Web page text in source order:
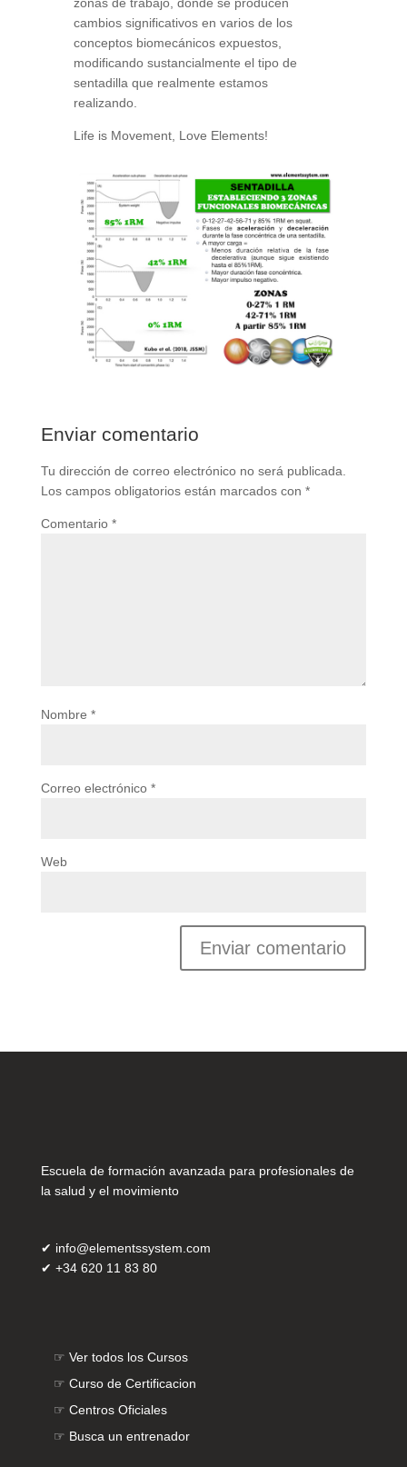
cambios significativos en varios de los
conceptos biomecánicos expuestos,
modificando sustancialmente el tipo de
sentadilla que realmente estamos
realizando.
Life is Movement, Love Elements!
Enviar comentario
Tu dirección de correo electrónico no será publicada.
Los campos obligatorios están marcados con *
Comentario *
Nombre *
Correo electrónico *
Web
Escuela de formación avanzada para profesionales de
la salud y el movimiento
✔ info@elementssystem.com
✔ +34 620 11 83 80
☞ Ver todos los Cursos
☞ Curso de Certificacion
☞ Centros Oficiales
☞ Busca un entrenador